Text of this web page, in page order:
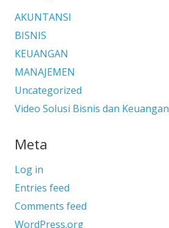
AKUNTANSI
BISNIS
KEUANGAN
MANAJEMEN
Uncategorized
Video Solusi Bisnis dan Keuangan
Meta
Log in
Entries feed
Comments feed
WordPress.org